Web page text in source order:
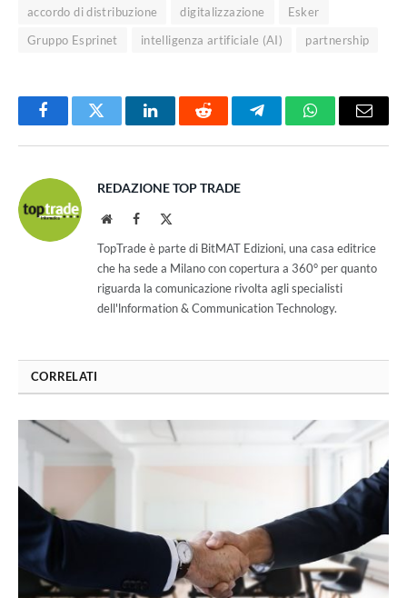
accordo di distribuzione digitalizzazione
Esker
Gruppo Esprinet
intelligenza artificiale (AI) partnership
FacebookTwitter LinkedInReddit TelegramWhatsAppEmail
REDAZIONE TOP TRADE
WebsiteFacebook
TopTrade è parte di BitMAT Edizioni, una casa editrice
che ha sede a Milano con copertura a 360° per quanto
riguarda la comunicazione rivolta agli specialisti
dell'lnformation & Communication Technology.
CORRELATI